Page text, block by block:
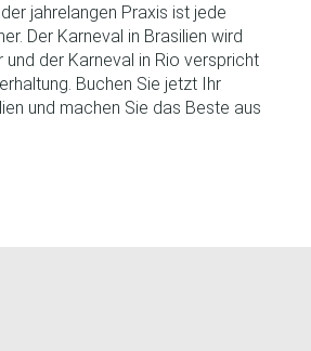
jahrelangen Praxis ist jede
Der Karneval in Brasilien wird
der Karneval in Rio verspricht
Buchen Sie jetzt Ihr
und machen Sie das Beste aus